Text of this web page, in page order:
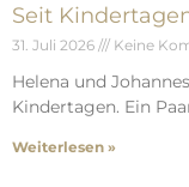
Seit
31. Juli 2026 Keine
Helena und
Kindertagen. Ein
Weiterlesen »